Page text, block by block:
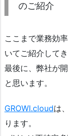
のご紹介
ここまで業務効
いてご紹介してき
最後に、弊社が
と思います。
GROWI.cloudは
ります。